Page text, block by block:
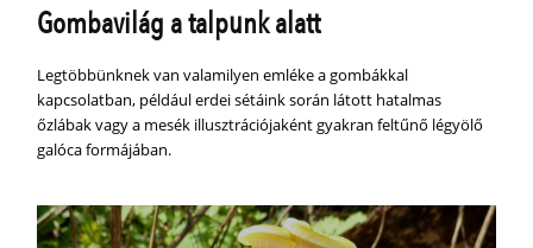
Gombavilág a talpunk alatt
Legtöbbünknek van valamilyen emléke a gombákkal
kapcsolatban, például erdei sétáink során látott hatalmas
őzlábak vagy a mesék illusztrációjaként gyakran feltűnő légyölő
galóca formájában.